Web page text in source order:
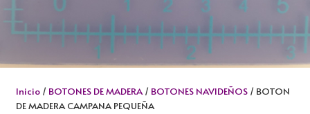
Inicio/ BOTONES DE MADERA/ BOTONES NAVIDEÑOS/ BOTON
DE MADERA CAMPANA PEQUEÑA